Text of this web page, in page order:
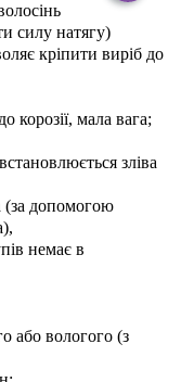
силу натягу)
кріпити виріб до
корозії, мала вага;
зліва
(за допомогою
немає в
або вологого (з